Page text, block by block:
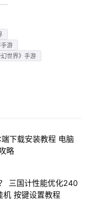
手游
幻世界》手游
下载安装教程 电脑
略
三国计性能优化240
机 按键设置教程